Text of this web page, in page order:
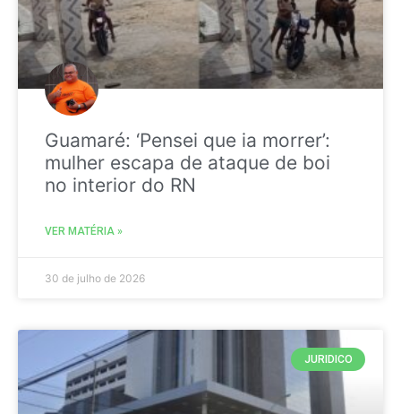
Guamaré: ‘Pensei que ia morrer’:
mulher escapa de ataque de boi
no interior do RN
VER MATÉRIA »
30 de julho de 2026
JURIDICO